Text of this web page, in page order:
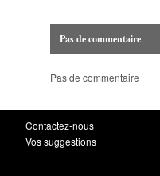
Pas de commentaire
Pas de commentaire
Contactez-nous
Vos suggestions